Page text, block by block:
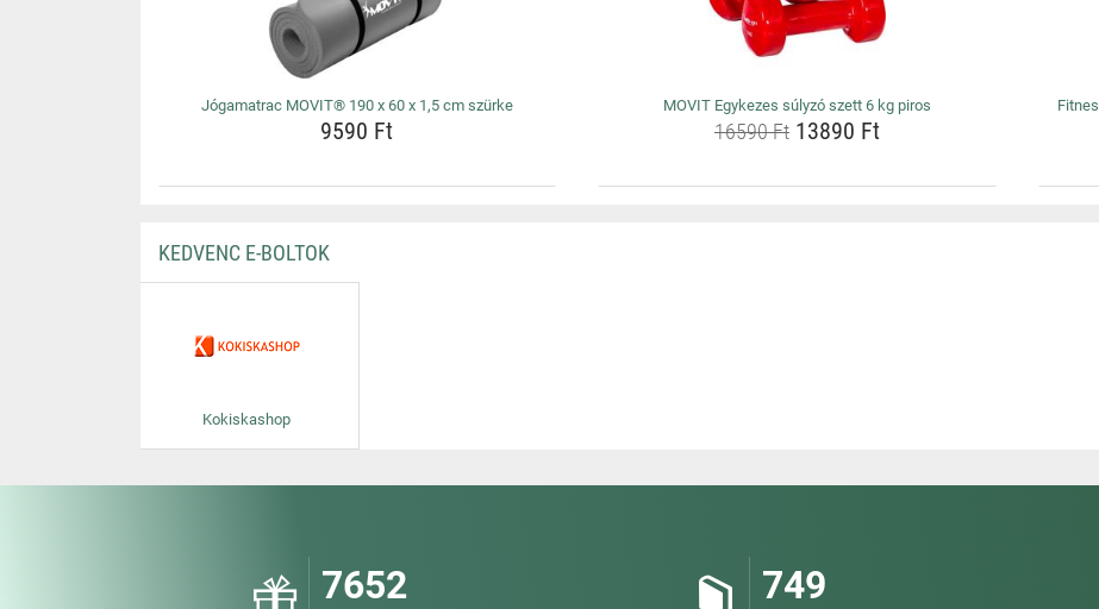
Jógamatrac MOVIT® 190 x 60 x 1,5 cm szürke
9590 Ft
MOVIT Egykezes súlyzó szett 6 kg piros
16590 Ft13890 Ft
KEDVENC E-BOLTOK
Kokiskashop
7652 749